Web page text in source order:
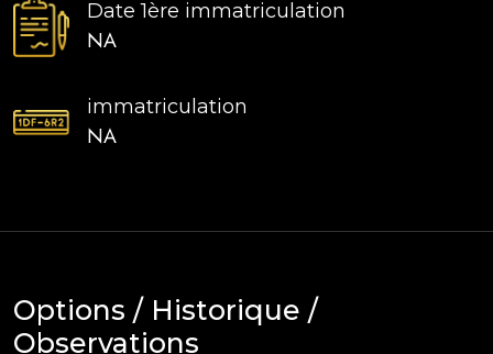
Date 1ère immatriculation
NA
immatriculation
NA
Options / Historique /
Observations